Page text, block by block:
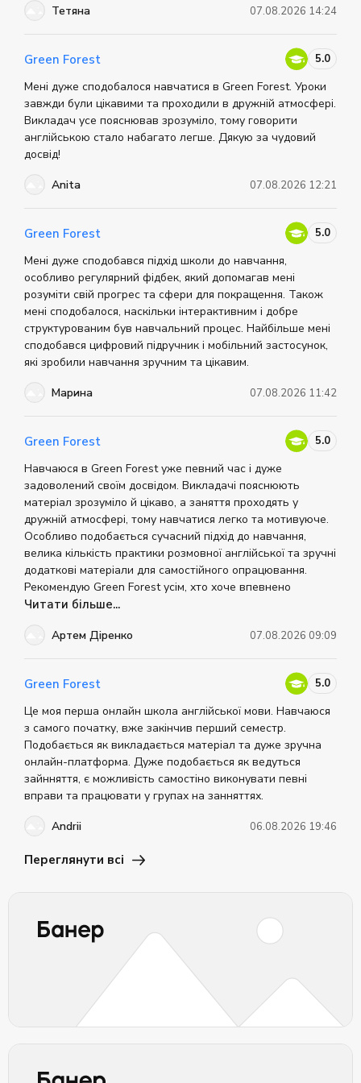
розуміти, як студенти просуваються у вивченні мови.
Центру - включаючи носіїв мови та українських
фахівців, мають міжнародні сертифікати та великий
досвід навчання мов. Також центр проводить курси з
підвищення кваліфікації для вчителів. У навчальному
процесі використовується комунікативна методика та
контролюється процес засвоєння знань. Більше
інформації про центр можна знайти на офіційному
сайті.
Тетяна
07.08.2026 14:24
Green Forest 5.0
Мені дуже сподобалося навчатися в Green Forest. Уроки
завжди були цікавими та проходили в дружній атмосфері.
Викладач усе пояснював зрозуміло, тому говорити
англійською стало набагато легше. Дякую за чудовий
досвід!
Anita
07.08.2026 12:21
Green Forest 5.0
Мені дуже сподобався підхід школи до навчання,
особливо регулярний фідбек, який допомагав мені
розуміти свій прогрес та сфери для покращення. Також
мені сподобалося, наскільки інтерактивним і добре
структурованим був навчальний процес. Найбільше мені
сподобався цифровий підручник і мобільний застосунок,
які зробили навчання зручним та цікавим.
Марина
07.08.2026 11:42
Green Forest 5.0
Навчаюся в Green Forest уже певний час і дуже
задоволений своїм досвідом. Викладачі пояснюють
матеріал зрозуміло й цікаво, а заняття проходять у
дружній атмосфері, тому навчатися легко та мотивуюче.
Особливо подобається сучасний підхід до навчання,
велика кількість практики розмовної англійської та зручні
додаткові матеріали для самостійного опрацювання.
Рекомендую Green Forest усім, хто хоче впевнено
покращити свою англійську.
Читати більше...
Артем Діренко 07.08.2026 09:09
Green Forest 5.0
Це моя перша онлайн школа англійської мови. Навчаюся
з самого початку, вже закінчив перший семестр.
Подобається як викладається матеріал та дуже зручна
онлайн-платформа. Дуже подобається як ведуться
зайнняття, є можливість самостіно виконувати певні
вправи та працювати у групах на занняттях.
Andrii
06.08.2026 19:46
Переглянути всі